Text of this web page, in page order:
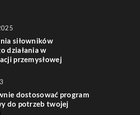
siłowników
działania w
przemysłowej
dostosować program
do potrzeb twojej